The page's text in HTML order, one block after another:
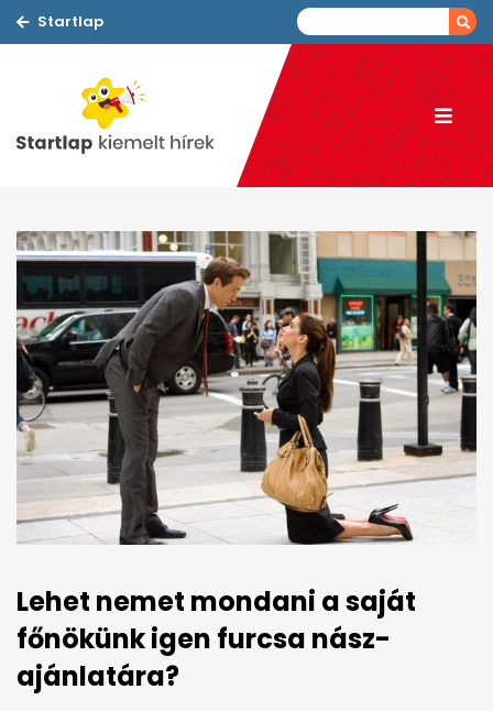
Startlap
Lehet nemet mondani a saját
főnökünk igen furcsa nász-
ajánlatára?